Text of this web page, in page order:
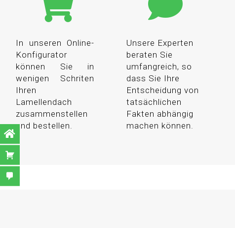
In unseren Online-
Konfigurator
können Sie in
wenigen Schriten
Ihren
Lamellendach
zusammenstellen
und bestellen.
Unsere Experten
beraten Sie
umfangreich, so
dass Sie Ihre
Entscheidung von
tatsächlichen
Fakten abhängig
machen können.